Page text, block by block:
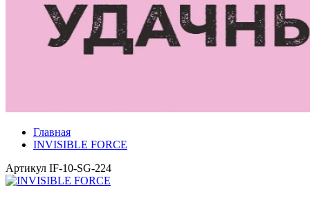
Главная
INVISIBLE FORCE
Артикул IF-10-SG-224